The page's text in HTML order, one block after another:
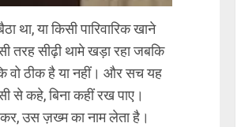
या किसी पारिवारिक खाने
सीढ़ी थामे खड़ा रहा जबकि
वो ठीक है या नहीं। और सच यह
से कहे, बिना कहीं रख पाए।
उस ज़ख्म का नाम लेता है।